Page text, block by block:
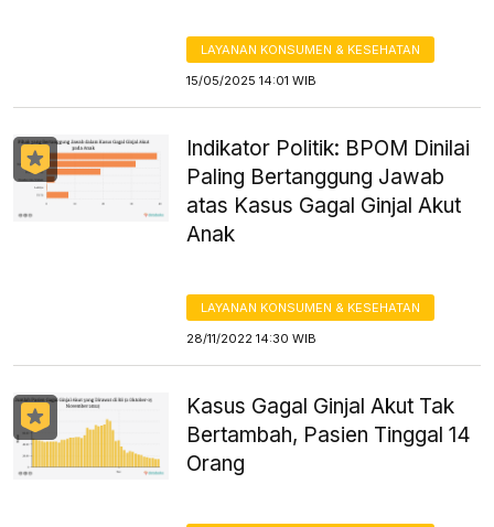
LAYANAN KONSUMEN & KESEHATAN
15/05/2025 14:01 WIB
Indikator Politik: BPOM Dinilai
Paling Bertanggung Jawab
atas Kasus Gagal Ginjal Akut
Anak
LAYANAN KONSUMEN & KESEHATAN
28/11/2022 14:30 WIB
Kasus Gagal Ginjal Akut Tak
Bertambah, Pasien Tinggal 14
Orang